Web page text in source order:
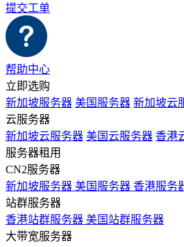
提交工单
帮助中心
立即选购
新加坡服务器 美国服务器 新加坡云
云服务器
新加坡云服务器 美国云服务器 香港
服务器租用
CN2服务器
新加坡服务器 美国服务器 香港服务
站群服务器
香港站群服务器 美国站群服务器
大带宽服务器